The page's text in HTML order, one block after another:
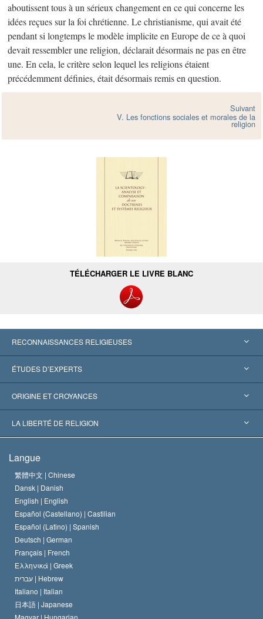
aboutissent tous à un sérieux changement en ce qui concerne les
idées reçues sur la foi chrétienne. Le christianisme, qui avait été
pendant si longtemps le modèle implicite en Europe de ce à quoi
devait ressembler une religion, déclarait désormais ne pas en être
une. En cela, le critère selon lequel les religions étaient
précédemment définies, était désormais remis en question.
Suivant
V. Les fonctions sociales et morales de la
religion
TÉLÉCHARGER LE LIVRE BLANC
RECONNAISSANCES RELIGIEUSES
États-Unis
Reconnaissances internationales
Décisions historiques
ÉTUDES D’EXPERTS
Expertises par catégorie
Les plus grands experts au monde
ORIGINE ET CROYANCES
L. Ron Hubbard
Le Credo de l’église de Scientology
Le Code du scientologue
David Miscavige
LA LIBERTÉ DE RELIGION
Les normes internationales des droits de l’homme
Proclamation sur la religion
Langue
繁體中文 | Chinese
Dansk | Danish
English | English
Español (Castellano) | Castilian
Español (Latino) | Spanish
Deutsch | German
Français | French
Ελληνικά | Greek
עברית | Hebrew
Italiano | Italian
日本語 | Japanese
Magyar | Hungarian